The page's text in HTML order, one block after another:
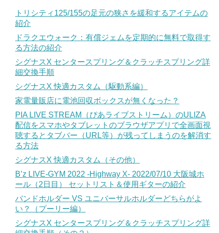
トリシティ125/155の足元の狭さを緩和するアイテムの
紹介
ドラクエウォーク：有償ジェムを定期的に無料で取得す
る方法の紹介
シグナスX センタースプリング＆クラッチスプリング詳
細交換手順
シグナスX 快適カスタム（駆動系編）
家電量販店に電池回収ボックスが無くなった？
PIA LIVE STREAM（ぴあライブストリーム）のULIZA
配信をスマホやタブレットのブラウザアプリで全画面視
聴するとタブバー（URL等）が残ってしまうのを解消す
る方法
シグナスX 快適カスタム（その他）
B’z LIVE-GYM 2022 -Highway X- 2022/07/10 大阪城ホ
ール（2日目） セットリスト＆使用ギターの紹介
バンドホルダー VS ユニバーサルホルダーどちらがよ
い？（プーリー編）
シグナスX センタースプリング＆クラッチスプリング詳